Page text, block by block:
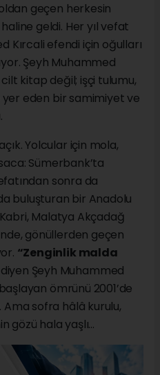
geçen herkesin
geldi. Her yıl vefat
Kırcali efendi için oğulları
Şeyh Muhammed
kitap değil; işçi tulumu,
eden bir samimiyet ve
Yolcular için mola,
Sümerbank’ta
sonra da
buluşturan bir Anadolu
Malatya Akçadağ
gönüllerden geçen
“Zenginlik malda
diyen Şeyh Muhammed
başlayan ömrünü 2001’de
Ama sofra hâlâ kurulu,
gözü hala yaşlı...